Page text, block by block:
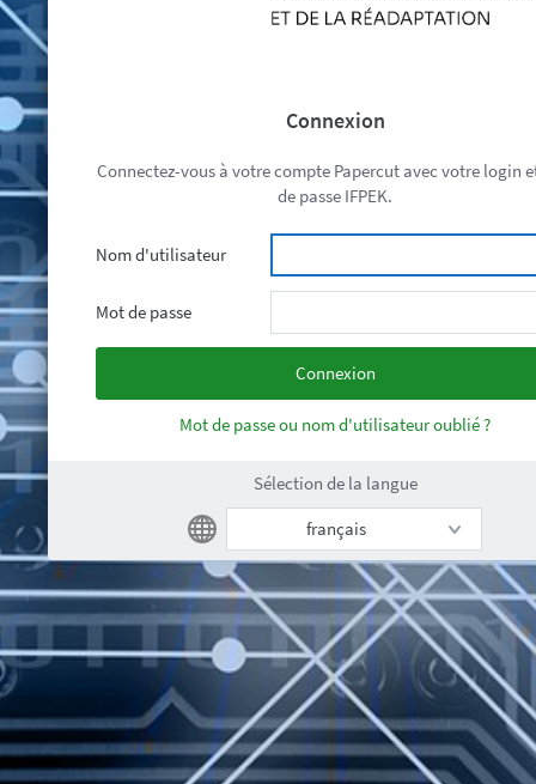
Connexion
Connectez-vous à votre compte Papercut avec votre login
de passe IFPEK.
Nom d'utilisateur
Mot de passe
Mot de passe ou nom d'utilisateur oublié ?
Sélection de la langue